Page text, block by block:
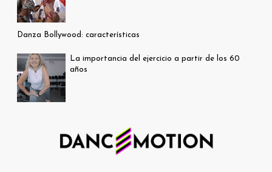
Danza Bollywood: características
La importancia del ejercicio a partir de los 60
años